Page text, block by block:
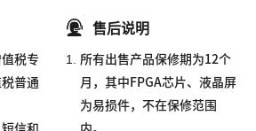
税专
普通
售后说明
1. 所有出售产品保修期为12个
月，其中FPGA芯片、液晶屏
为易损件，不在保修范围